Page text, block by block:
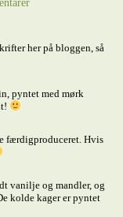
her på bloggen, så
pyntet med mørk
færdigproduceret. Hvis
vanilje og mandler, og
kolde kager er pyntet